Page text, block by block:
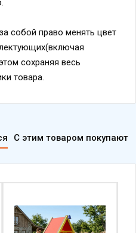
собой право менять цвет
сохраняя весь
товара.
С этим товаром покупают